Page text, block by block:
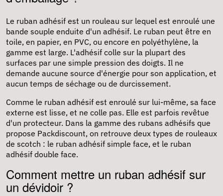
Le ruban adhésif est un rouleau sur lequel est enroulé une
bande souple enduite d'un adhésif. Le ruban peut être en
toile, en papier, en PVC, ou encore en polyéthylène, la
gamme est large. L'adhésif colle sur la plupart des
surfaces par une simple pression des doigts. Il ne
demande aucune source d'énergie pour son application, et
aucun temps de séchage ou de durcissement.
Comme le ruban adhésif est enroulé sur lui-même, sa face
externe est lisse, et ne colle pas. Elle est parfois revêtue
d'un protecteur. Dans la gamme des rubans adhésifs que
propose Packdiscount, on retrouve deux types de rouleaux
de scotch : le ruban adhésif simple face, et le ruban
adhésif double face.
Comment mettre un ruban adhésif sur
un dévidoir ?